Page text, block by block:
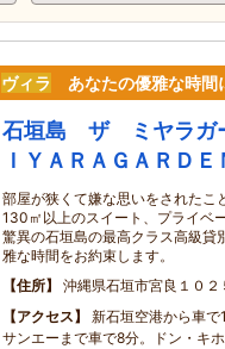
ヴィラ あなたの優雅な時間
石垣島 ザ ミヤラガ
ＩＹＡＲＡＧＡＲＤＥ
部屋が狭くて嫌な思いをされた
130㎡以上のスイート、プライベ
驚異の石垣島の最高クラス高級貸
雅な時間をお約束します。
住所
沖縄県石垣市宮良１０２
アクセス
新石垣空港から車
サンエーまで車で8分。ドン・キ